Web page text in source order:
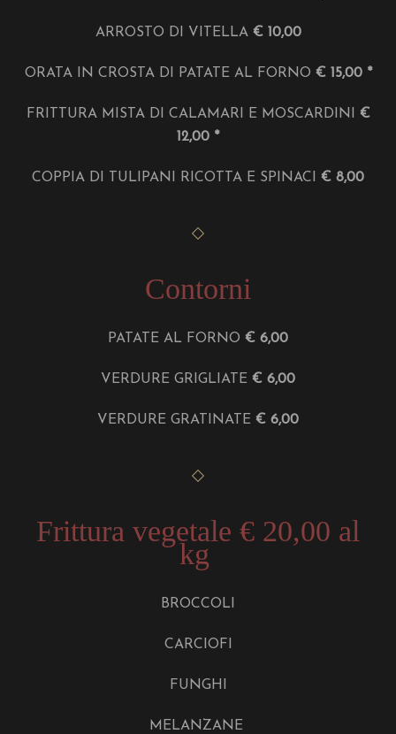
ARROSTO DI VITELLA € 10,00
ORATA IN CROSTA DI PATATE AL FORNO € 15,00 *
FRITTURA MISTA DI CALAMARI E MOSCARDINI €
12,00 *
COPPIA DI TULIPANI RICOTTA E SPINACI € 8,00
Contorni
PATATE AL FORNO € 6,00
VERDURE GRIGLIATE € 6,00
VERDURE GRATINATE € 6,00
Frittura vegetale € 20,00 al
kg
BROCCOLI
CARCIOFI
FUNGHI
MELANZANE